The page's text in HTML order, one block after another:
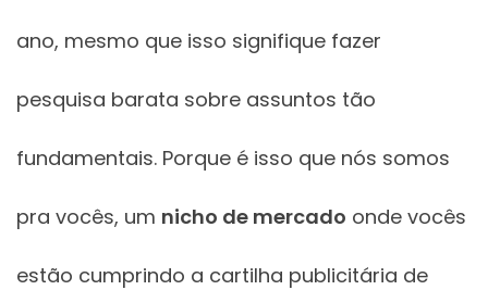
ano, mesmo que isso signifique fazer
pesquisa barata sobre assuntos tão
fundamentais. Porque é isso que nós somos
pra vocês, um nicho de mercado onde vocês
estão cumprindo a cartilha publicitária de